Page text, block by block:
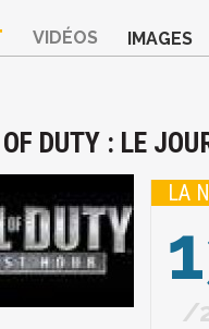
VIDÉOS IMAGES
DUTY : LE
LA